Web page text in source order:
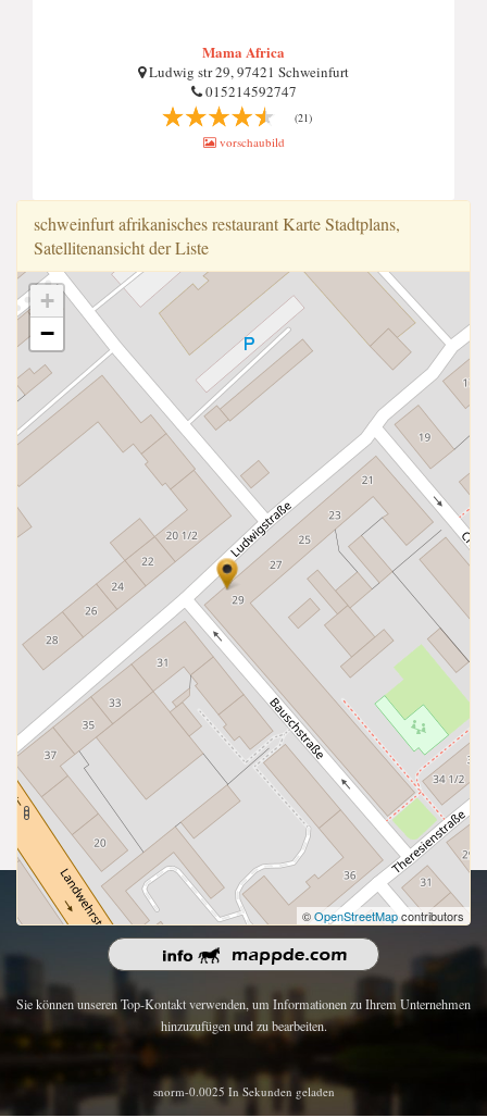
Mama Africa
Ludwig str 29, 97421 Schweinfurt
015214592747
(21)
vorschaubild
schweinfurt afrikanisches restaurant Karte Stadtplans,
Satellitenansicht der Liste
+
−
©OpenStreetMapcontributors
Urheberrecht 2026 | Alle Rechte vorbehalten.
Sie können unseren Top-Kontakt verwenden, um Informationen zu Ihrem Unternehmen
hinzuzufügen und zu bearbeiten.
snorm-0.0025 In Sekunden geladen